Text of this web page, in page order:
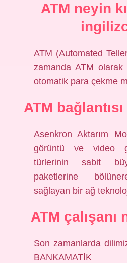
ATM neyin
ATM (Automated
zamanda ATM olarak
otomatik para çekme
ATM
Asenkron Aktarım
görüntü ve video
türlerinin sabit
paketlerine
sağlayan bir ağ
ATM çalışanı
Son zamanlarda
BANKAMATİK